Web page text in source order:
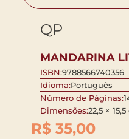
QP
MANDARINA
ISBN:9788566740356
Idioma:Português
Número de Páginas:
Dimensões:22,5 ×
R$ 35,00